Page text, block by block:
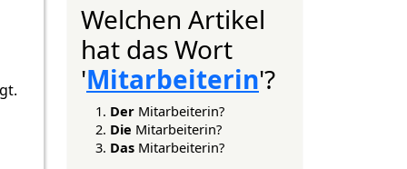
Welchen Artikel
hat das Wort
'Mitarbeiterin'?
Der Mitarbeiterin?
Die Mitarbeiterin?
Das Mitarbeiterin?